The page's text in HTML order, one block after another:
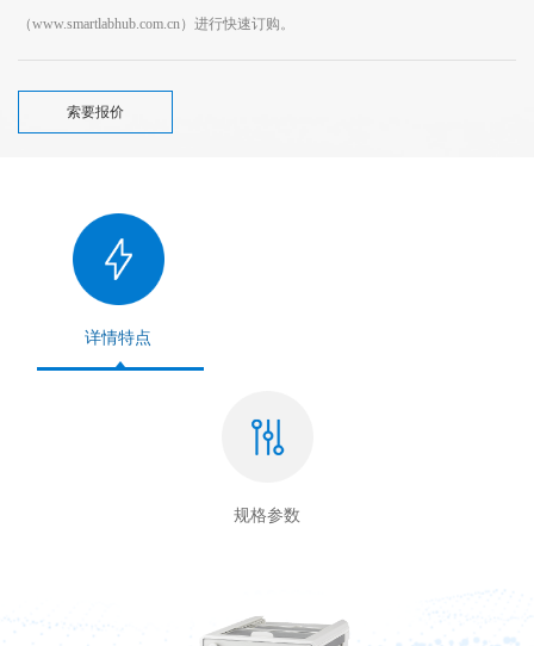
（www.smartlabhub.com.cn）进行快速订购。
索要报价
详情特点
规格参数